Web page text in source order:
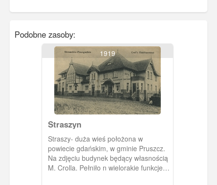
Podobne zasoby:
1919
Straszyn
Straszy- duża wieś położona w
powiecie gdańskim, w gminie Pruszcz.
Na zdjęciu budynek będący własnością
M. Crolla. Pełniło n wielorakie funkcje: